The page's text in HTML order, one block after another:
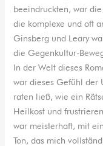
beeindruckten, war
die komplexe und oft
Ginsberg und Leary
die Gegenkultur-
In der Welt dieses
war dieses Gefühl der
raten ließ, wie ein
Heilkost und
war meisterhaft, mit
Ton, das mich